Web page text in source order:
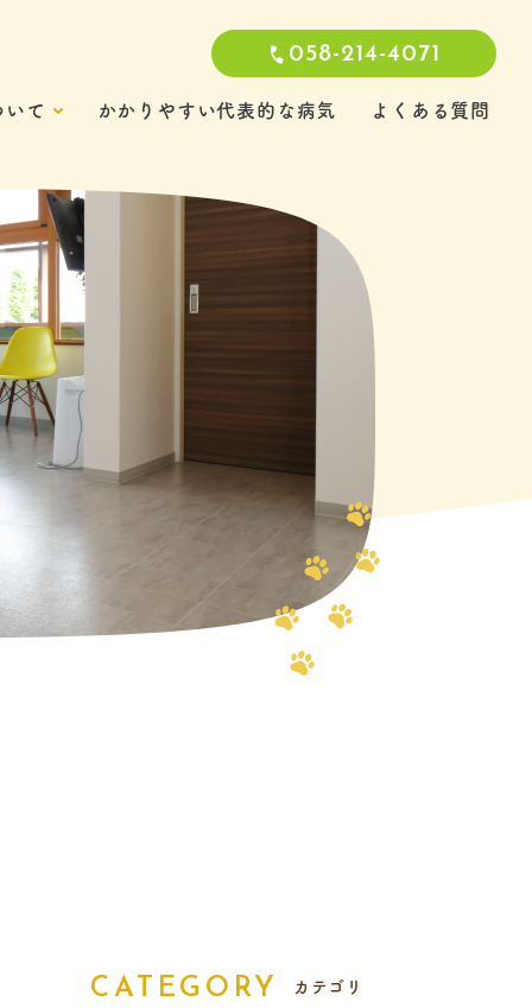
058-214-4071
いて かかりやすい代表的な病気 よくある質問
CATEGORY カテゴリ